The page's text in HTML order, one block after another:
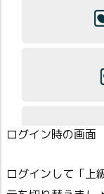
ログイン時の画面
ログインして「上